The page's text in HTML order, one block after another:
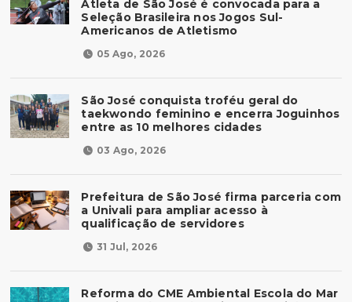
Atleta de São José é convocada para a
Seleção Brasileira nos Jogos Sul-
Americanos de Atletismo
05 Ago, 2026
São José conquista troféu geral do
taekwondo feminino e encerra Joguinhos
entre as 10 melhores cidades
03 Ago, 2026
Prefeitura de São José firma parceria com
a Univali para ampliar acesso à
qualificação de servidores
31 Jul, 2026
Reforma do CME Ambiental Escola do Mar